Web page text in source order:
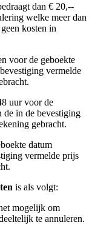
dan € 20,--
welke meer dan
kosten in
voor de geboekte
vermelde
uur voor de
de in de bevestiging
gebracht.
datum
vermelde prijs
is als volgt:
mogelijk om
te annuleren.